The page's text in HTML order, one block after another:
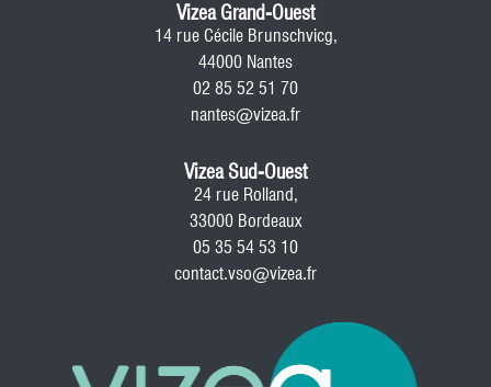
Vizea Grand-Ouest
14 rue Cécile Brunschvicg,
44000 Nantes
02 85 52 51 70
nantes@vizea.fr
Vizea Sud-Ouest
24 rue Rolland,
33000 Bordeaux
05 35 54 53 10
contact.vso@vizea.fr